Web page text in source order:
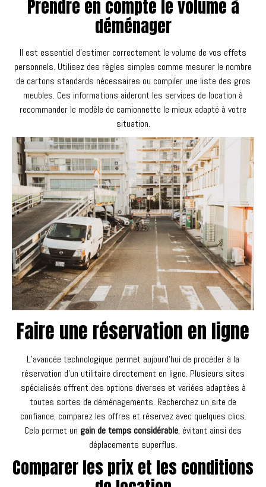
Prendre en compte le volume à
déménager
Il est essentiel d’estimer correctement le volume de vos effets
personnels. Utilisez des règles simples comme mesurer le nombre
de cartons standards nécessaires ou compiler une liste des gros
meubles. Ces informations aideront les services de location à
recommander le modèle de camionnette le mieux adapté à votre
situation.
Faire une réservation en ligne
L’avancée technologique permet aujourd’hui de procéder à la
réservation d’un utilitaire directement en ligne. Plusieurs sites
spécialisés offrent des options diverses et variées adaptées à
toutes sortes de déménagements. Recherchez un site de
confiance, comparez les offres et réservez avec quelques clics.
Cela permet un gain de temps considérable, évitant ainsi des
déplacements superflus.
Comparer les prix et les conditions